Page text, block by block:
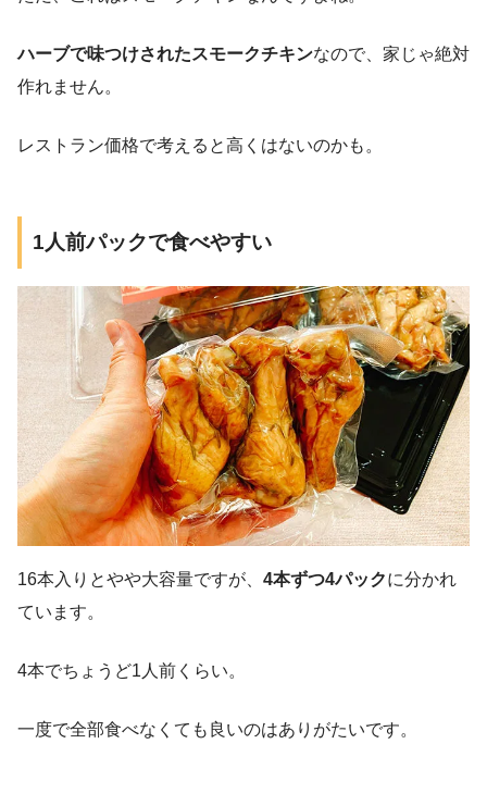
ハーブで味つけされたスモークチキンなので、家じゃ絶対
作れません。
レストラン価格で考えると高くはないのかも。
1人前パックで食べやすい
16本入りとやや大容量ですが、 4本ずつ4パックに分かれ
ています。
4本でちょうど1人前くらい。
一度で全部食べなくても良いのはありがたいです。